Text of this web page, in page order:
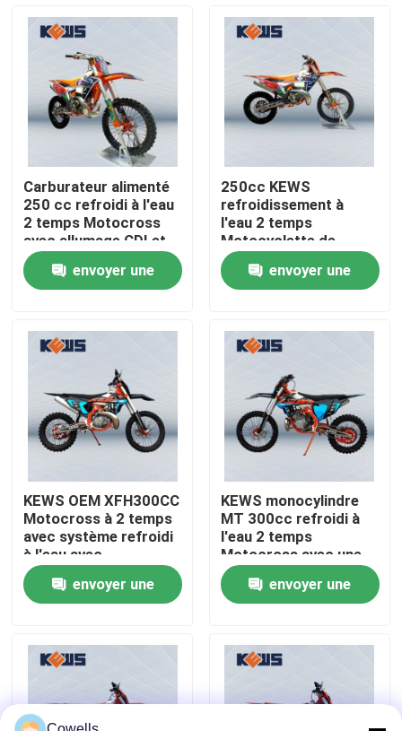
Maison
Produits
Visite d'usine
Contrôle de qualité
Contactez-nous
Blog
4 motos d'Enduro de course
Deux motos d'Enduro de course
Motos de rassemblement
Carburateur alimenté
250 cc refroidi à l'eau
2 temps Motocross
avec allumage CDI et
autocollants en option
envoyer une
250cc KEWS
refroidissement à
l'eau 2 temps
Motocyclette de
conduite CNC
direction avec forte
puissance
envoyer une
KEWS OEM XFH300CC
Motocross à 2 temps
avec système refroidi
à l'eau avec
configurations
optionnellesenvoyer une
KEWS monocylindre
MT 300cc refroidi à
l'eau 2 temps
Motocross avec une
forte puissance
envoyer une